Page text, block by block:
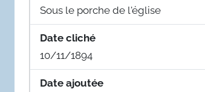
Sous le porche de l'église
Date cliché
10/11/1894
Date ajoutée